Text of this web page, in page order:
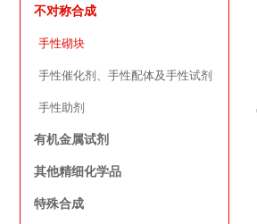
不对称合成
手性砌块
手性催化剂、手性配体及手性试剂
手性助剂
有机金属试剂
其他精细化学品
特殊合成